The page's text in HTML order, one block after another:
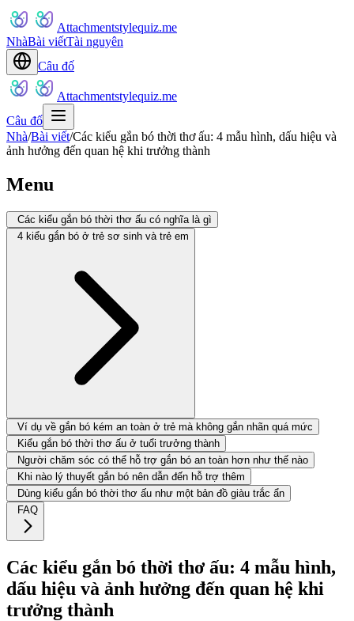
Attachmentstylequiz.me
NhàBài viếtTài nguyên
Câu đố
Attachmentstylequiz.me
Câu đố
Nhà/Bài viết/Các kiểu gắn bó thời thơ ấu: 4 mẫu hình, dấu hiệu và
ảnh hưởng đến quan hệ khi trưởng thành
Menu
Các kiểu gắn bó thời thơ ấu có nghĩa là gì
4 kiểu gắn bó ở trẻ sơ sinh và trẻ em
Ví dụ về gắn bó kém an toàn ở trẻ mà không gắn nhãn quá mức
Kiểu gắn bó thời thơ ấu ở tuổi trưởng thành
Người chăm sóc có thể hỗ trợ gắn bó an toàn hơn như thế nào
Khi nào lý thuyết gắn bó nên dẫn đến hỗ trợ thêm
Dùng kiểu gắn bó thời thơ ấu như một bản đồ giàu trắc ẩn
FAQ
Các kiểu gắn bó thời thơ ấu: 4 mẫu hình,
dấu hiệu và ảnh hưởng đến quan hệ khi
trưởng thành